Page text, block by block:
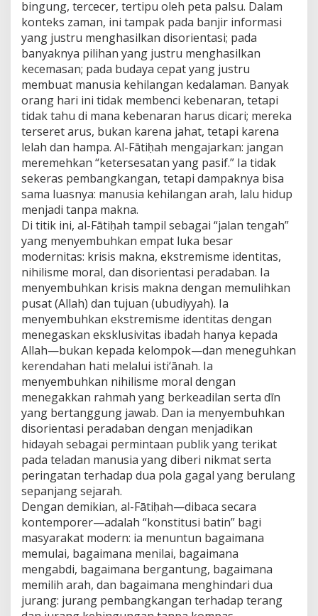
bingung, tercecer, tertipu oleh peta palsu. Dalam
konteks zaman, ini tampak pada banjir informasi
yang justru menghasilkan disorientasi; pada
banyaknya pilihan yang justru menghasilkan
kecemasan; pada budaya cepat yang justru
membuat manusia kehilangan kedalaman. Banyak
orang hari ini tidak membenci kebenaran, tetapi
tidak tahu di mana kebenaran harus dicari; mereka
terseret arus, bukan karena jahat, tetapi karena
lelah dan hampa. Al-Fātiḥah mengajarkan: jangan
meremehkan “ketersesatan yang pasif.” Ia tidak
sekeras pembangkangan, tetapi dampaknya bisa
sama luasnya: manusia kehilangan arah, lalu hidup
menjadi tanpa makna.
Di titik ini, al-Fātiḥah tampil sebagai “jalan tengah”
yang menyembuhkan empat luka besar
modernitas: krisis makna, ekstremisme identitas,
nihilisme moral, dan disorientasi peradaban. Ia
menyembuhkan krisis makna dengan memulihkan
pusat (Allah) dan tujuan (ubudiyyah). Ia
menyembuhkan ekstremisme identitas dengan
menegaskan eksklusivitas ibadah hanya kepada
Allah—bukan kepada kelompok—dan meneguhkan
kerendahan hati melalui isti‘ānah. Ia
menyembuhkan nihilisme moral dengan
menegakkan rahmah yang berkeadilan serta dīn
yang bertanggung jawab. Dan ia menyembuhkan
disorientasi peradaban dengan menjadikan
hidayah sebagai permintaan publik yang terikat
pada teladan manusia yang diberi nikmat serta
peringatan terhadap dua pola gagal yang berulang
sepanjang sejarah.
Dengan demikian, al-Fātiḥah—dibaca secara
kontemporer—adalah “konstitusi batin” bagi
masyarakat modern: ia menuntun bagaimana
memulai, bagaimana menilai, bagaimana
mengabdi, bagaimana bergantung, bagaimana
memilih arah, dan bagaimana menghindari dua
jurang: jurang pembangkangan terhadap terang